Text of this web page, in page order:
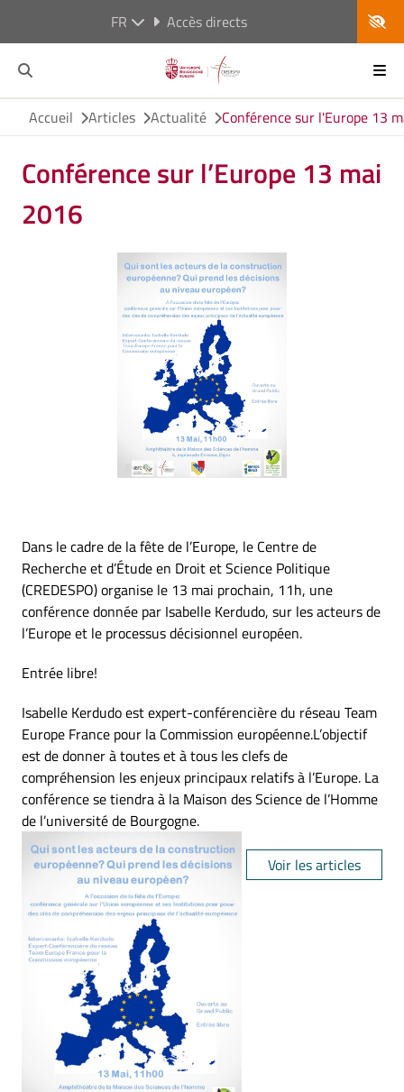
FR Accès directs
Accueil Articles Actualité Conférence sur l'Europe 13
Conférence sur l’Europe 13 mai
2016
Dans le cadre de la fête de l’Europe, le Centre de
Recherche et d’Étude en Droit et Science Politique
(CREDESPO) organise le 13 mai prochain, 11h, une
conférence donnée par Isabelle Kerdudo, sur les acteurs de
l’Europe et le processus décisionnel européen.
Entrée libre!
Isabelle Kerdudo est expert-conférencière du réseau Team
Europe France pour la Commission européenne.L’objectif
est de donner à toutes et à tous les clefs de
compréhension les enjeux principaux relatifs à l’Europe. La
conférence se tiendra à la Maison des Science de l’Homme
de l’université de Bourgogne.
Voir les articles